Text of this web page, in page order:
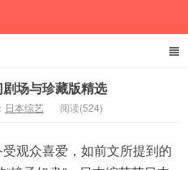
场与珍藏版精选
日本综艺 阅读(524)
观众喜爱，如前文所提到的